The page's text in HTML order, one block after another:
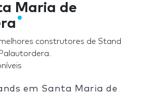
Maria de
construtores de Stand
em Santa Maria de